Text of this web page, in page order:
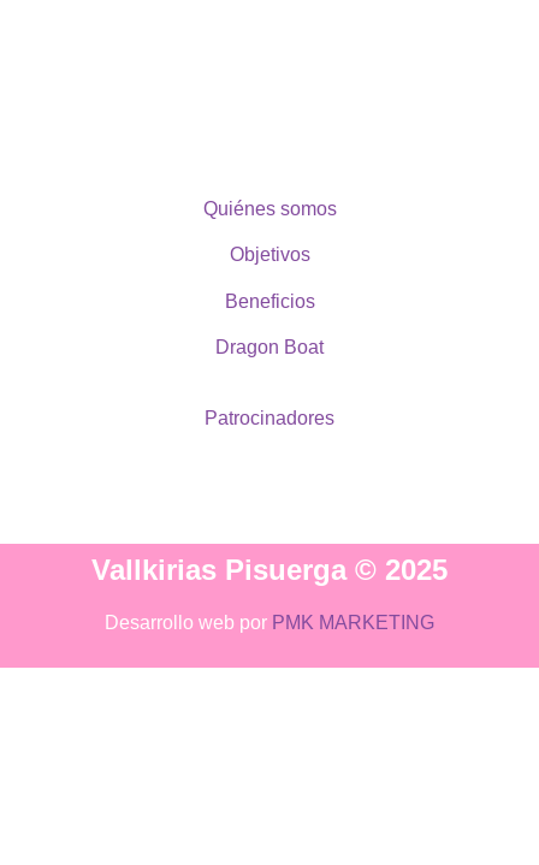
Quiénes somos
Objetivos
Beneficios
Dragon Boat
Patrocinadores
Vallkirias Pisuerga © 2025
Desarrollo web por PMK MARKETING